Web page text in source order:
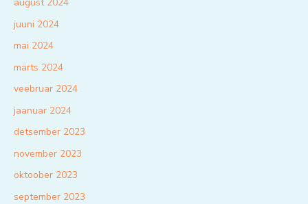
juuni 2024
mai 2024
märts 2024
veebruar 2024
jaanuar 2024
detsember 2023
november 2023
oktoober 2023
september 2023